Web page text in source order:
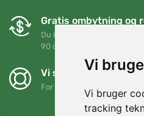
Vi
Vi bruger
tracking
Gratis ombytning og
Du kan returnere eller bytte
90 dage
Vi støtter Trees.org
For hver ordre planter vi et